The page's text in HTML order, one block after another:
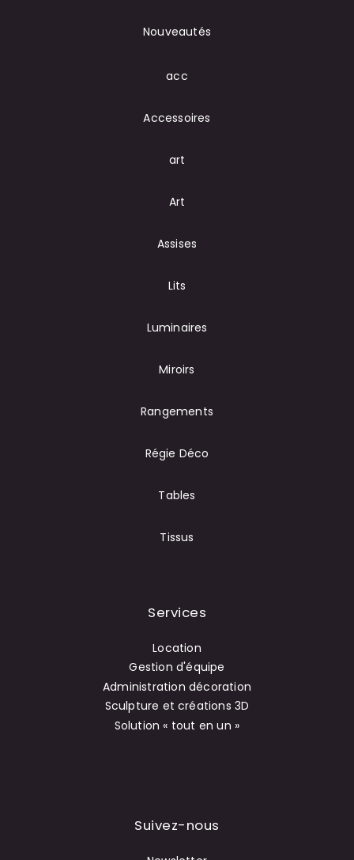
Nouveautés
acc
Accessoires
art
Art
Assises
Lits
Luminaires
Miroirs
Rangements
Régie Déco
Tables
Tissus
Services
Location
Gestion d'équipe
Administration décoration
Sculpture et créations 3D
Solution « tout en un »
Suivez-nous